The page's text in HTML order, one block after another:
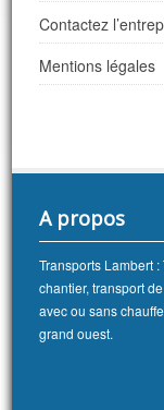
Contactez
Mentions légales
A propos
Transports Lambert
chantier, transport
avec ou sans
grand ouest.